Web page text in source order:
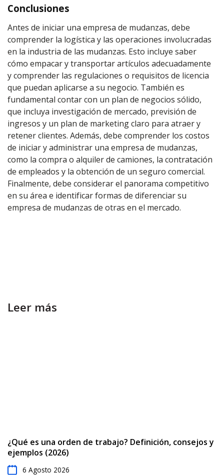
Conclusiones
Antes de iniciar una empresa de mudanzas, debe
comprender la logística y las operaciones involucradas
en la industria de las mudanzas. Esto incluye saber
cómo empacar y transportar artículos adecuadamente
y comprender las regulaciones o requisitos de licencia
que puedan aplicarse a su negocio. También es
fundamental contar con un plan de negocios sólido,
que incluya investigación de mercado, previsión de
ingresos y un plan de marketing claro para atraer y
retener clientes. Además, debe comprender los costos
de iniciar y administrar una empresa de mudanzas,
como la compra o alquiler de camiones, la contratación
de empleados y la obtención de un seguro comercial.
Finalmente, debe considerar el panorama competitivo
en su área e identificar formas de diferenciar su
empresa de mudanzas de otras en el mercado.
Leer más
¿Qué es una orden de trabajo? Definición, consejos y
ejemplos (2026)
6 Agosto 2026